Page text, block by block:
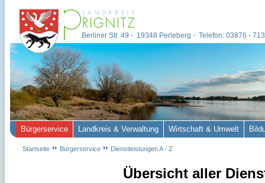
Übersicht aller
Berliner Str. 49 - 19348 Perleberg - Telefon: 03876 -
Bürgerservice Landkreis & Verwaltung Wirtschaft & Umwelt
Startseite Bürgerservice Dienstleistungen A - Z